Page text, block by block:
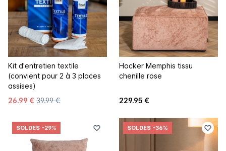
Kit d'entretien textile
(convient pour 2 à 3 places
assises)
26.99 € 39.99 €
Hocker Memphis tissu
chenille rose
229.95 €
SOLDES -29% SOLDES -36%